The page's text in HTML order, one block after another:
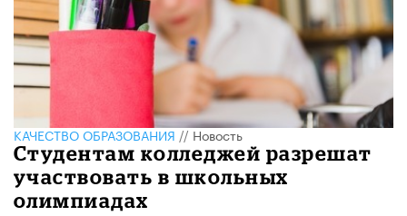
КАЧЕСТВО ОБРАЗОВАНИЯ//Новость
Студентам колледжей разрешат
участвовать в школьных
олимпиадах